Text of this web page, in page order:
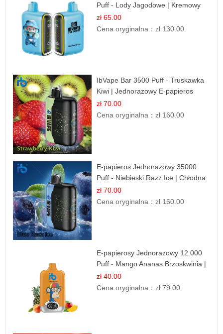
Puff - Lody Jagodowe | Kremowy
Smak
zł 65.00
Cena oryginalna：zł 130.00
IbVape Bar 3500 Puff - Truskawka
Kiwi | Jednorazowy E-papieros
zł 70.00
Cena oryginalna：zł 160.00
E-papieros Jednorazowy 35000
Puff - Niebieski Razz Ice | Chłodna
Malina
zł 70.00
Cena oryginalna：zł 160.00
E-papierosy Jednorazowy 12.000
Puff - Mango Ananas Brzoskwinia |
Tropikalna Mieszanka
zł 40.00
Cena oryginalna：zł 79.00